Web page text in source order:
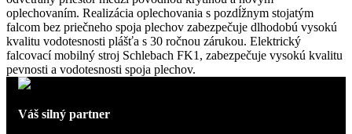
oplechovaním. Realizácia oplechovania s pozdĺžnym stojatým
falcom bez priečneho spoja plechov zabezpečuje dlhodobú vysokú
kvalitu vodotesnosti plášťa s 30 ročnou zárukou. Elektrický
falcovací mobilný stroj Schlebach FK1, zabezpečuje vysokú kvalitu
pevnosti a vodotesnosti spoja plechov.
Váš silný partner